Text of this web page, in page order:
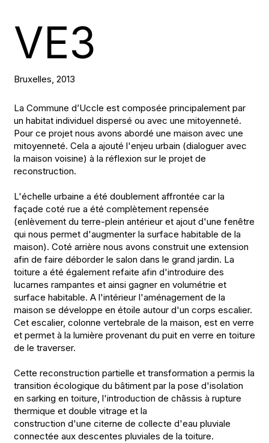
VE3
Bruxelles, 2013
La Commune d’Uccle est composée principalement par
un habitat individuel dispersé ou avec une mitoyenneté.
Pour ce projet nous avons abordé une maison avec une
mitoyenneté. Cela a ajouté l'enjeu urbain (dialoguer avec
la maison voisine) à la réflexion sur le projet de
reconstruction.
L'échelle urbaine a été doublement affrontée car la
façade coté rue a été complètement repensée
(enlèvement du terre-plein antérieur et ajout d'une fenêtre
qui nous permet d'augmenter la surface habitable de la
maison). Coté arrière nous avons construit une extension
afin de faire déborder le salon dans le grand jardin. La
toiture a été également refaite afin d'introduire des
lucarnes rampantes et ainsi gagner en volumétrie et
surface habitable. A l'intérieur l'aménagement de la
maison se développe en étoile autour d'un corps escalier.
Cet escalier, colonne vertebrale de la maison, est en verre
et permet à la lumière provenant du puit en verre en toiture
de le traverser.
Cette reconstruction partielle et transformation a permis la
transition écologique du bâtiment par la pose d'isolation
en sarking en toiture, l'introduction de châssis à rupture
thermique et double vitrage et la
construction d'une citerne de collecte d'eau pluviale
connectée aux descentes pluviales de la toiture.